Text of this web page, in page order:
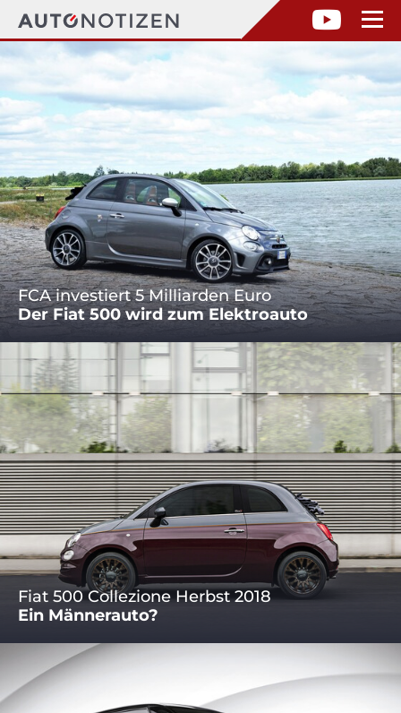
FCA investiert 5 Milliarden Euro
Der Fiat 500 wird zum Elektroauto
Fiat 500 Collezione Herbst 2018
Ein Männerauto?